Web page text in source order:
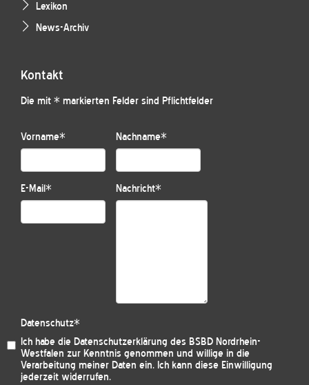
Lexikon
News-Archiv
Kontakt
Die mit * markierten Felder sind Pflichtfelder
Vorname* Nachname*
E-Mail* Nachricht*
Datenschutz*
Ich habe die Datenschutzerklärung des BSBD Nordrhein-
Westfalen zur Kenntnis genommen und willige in die
Verarbeitung meiner Daten ein. Ich kann diese Einwilligung
jederzeit widerrufen.